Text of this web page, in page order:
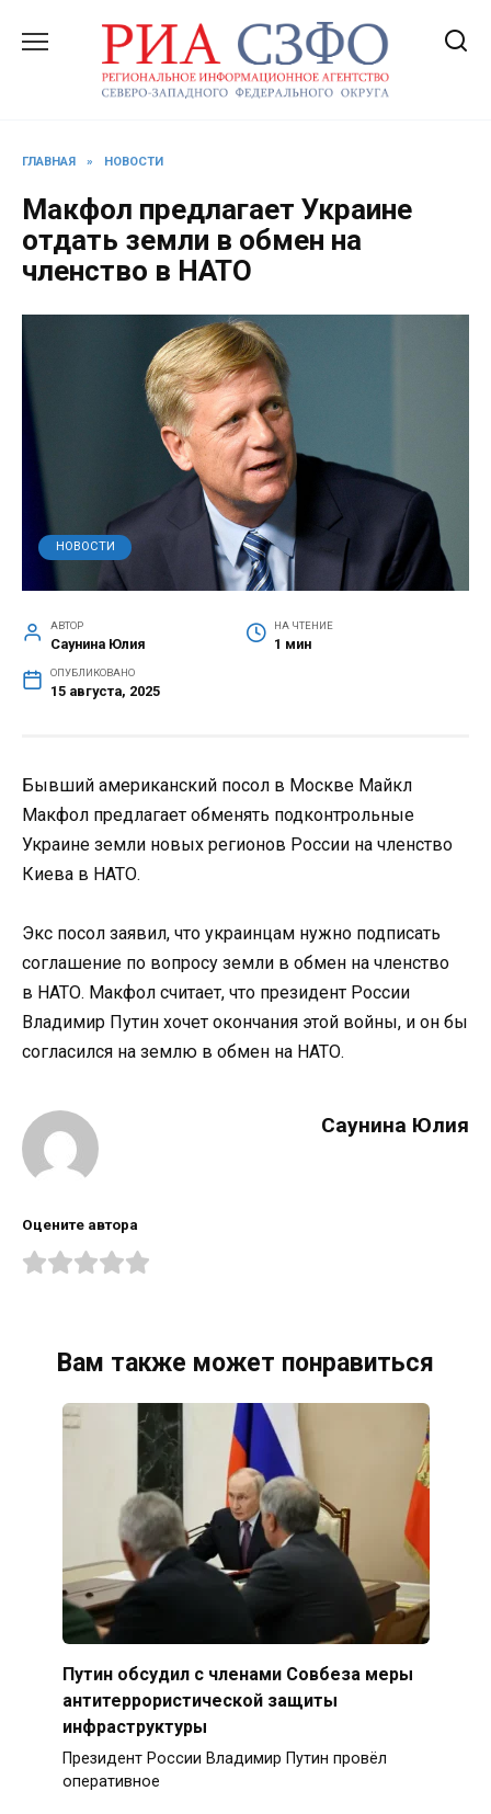
содержанию
ГЛАВНАЯ » НОВОСТИ
Макфол предлагает Украине
отдать земли в обмен на
членство в НАТО
НОВОСТИ
АВТОР
Саунина Юлия
НА ЧТЕНИЕ
1 мин
ОПУБЛИКОВАНО
15 августа, 2025
Бывший американский посол в Москве Майкл
Макфол предлагает обменять подконтрольные
Украине земли новых регионов России на членство
Киева в НАТО.
Экс посол заявил, что украинцам нужно подписать
соглашение по вопросу земли в обмен на членство
в НАТО. Макфол считает, что президент России
Владимир Путин хочет окончания этой войны, и он бы
согласился на землю в обмен на НАТО.
Саунина Юлия
Оцените автора
Вам также может понравиться
Путин обсудил с членами Совбеза меры
антитеррористической защиты
инфраструктуры
Президент России Владимир Путин провёл
оперативное